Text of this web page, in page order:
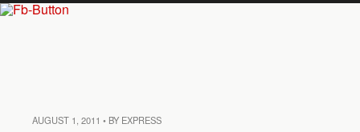
AUGUST 1, 2011 • BY EXPRESS